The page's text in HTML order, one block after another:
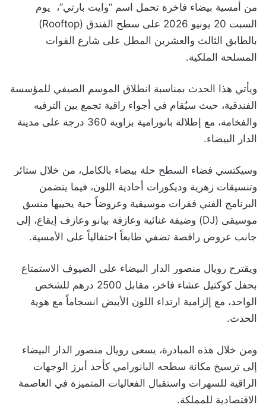
من أمسية بيضاء فاخرة تحمل اسم “وايت بارتي”، يوم
السبت 20 يونيو 2026 على سطح الفندق (Rooftop)
بالطابق الثالث والعشرين المطل على شارع القوات
المسلحة الملكية.
ويأتي هذا الحدث بمناسبة انطلاق الموسم الصيفي للمؤسسة
الفندقية، حيث سيُقام في أجواء راقية تجمع بين الترفيه
والفخامة، مع إطلالة بانورامية بزاوية 360 درجة على مدينة
الدار البيضاء.
وسيكتسي فضاء السطح حلة بيضاء بالكامل، من خلال ستائر
وتنسيقات زهرية وديكورات أحادية اللون، فيما يتضمن
البرنامج الفني فقرات موسيقية وعروضاً حية يحييها منسق
موسيقى (DJ) وضيفة غنائية وعازفة بيانو وعازف إيقاع، إلى
جانب عروض راقصة تضفي طابعاً احتفالياً على الأمسية.
ويقترح رويال منصور الدار البيضاء على الضيوف الاستمتاع
بحفل كوكتيل عشاء فاخر، مقابل 2500 درهم للشخص
الواحد، مع إلزامية ارتداء اللون الأبيض انسجاماً مع هوية
الحدث.
ومن خلال هذه المبادرة، يسعى رويال منصور الدار البيضاء
إلى ترسيخ مكانة سطحه البانورامي كأحد أبرز الوجهات
الراقية للسهرات واستقبال الفعاليات المتميزة في العاصمة
الاقتصادية للمملكة.